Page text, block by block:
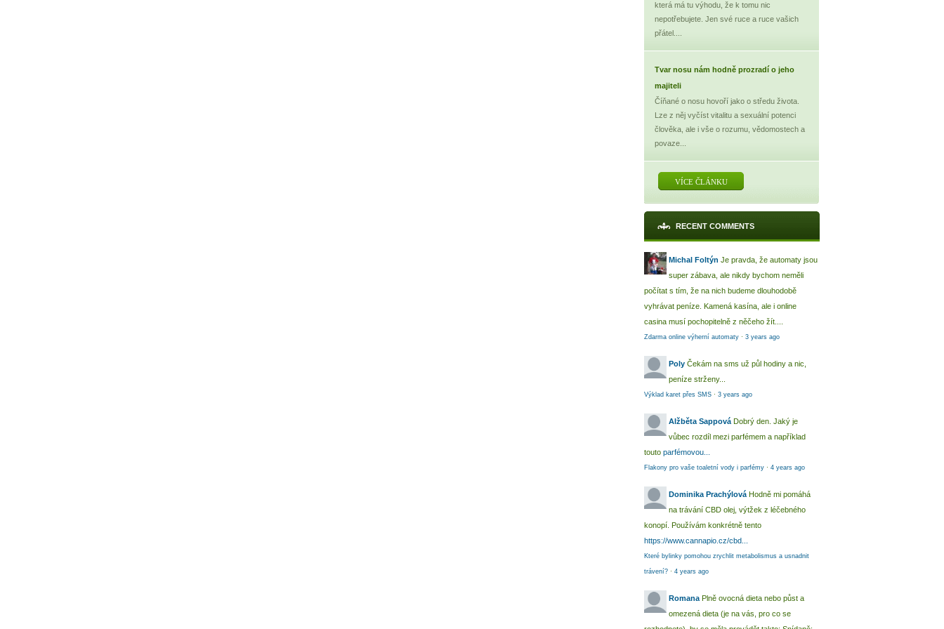
která má tu výhodu, že k tomu nic
nepotřebujete. Jen své ruce a ruce vašich
přátel....
Tvar nosu nám hodně prozradí o jeho
majiteli
Číňané o nosu hovoří jako o středu života.
Lze z něj vyčíst vitalitu a sexuální potenci
člověka, ale i vše o rozumu, vědomostech a
povaze...
VÍCE ČLÁNKU
RECENT COMMENTS
Michal Foltýn Je pravda, že automaty jsou
super zábava, ale nikdy bychom neměli
počítat s tím, že na nich budeme dlouhodobě
vyhrávat peníze. Kamená kasína, ale i online
casina musí pochopitelně z něčeho žít....
Zdarma online výherní automaty · 3 years ago
Poly Čekám na sms už půl hodiny a nic,
peníze strženy...
Výklad karet přes SMS · 3 years ago
Alžběta Sappová Dobrý den. Jaký je
vůbec rozdíl mezi parfémem a například
touto parfémovou...
Flakony pro vaše toaletní vody i parfémy · 4 years ago
Dominika Prachýlová Hodně mi pomáhá
na trávání CBD olej, výtžek z léčebného
konopí. Používám konkrétně tento
https://www.cannapio.cz/cbd...
Které bylinky pomohou zrychlit metabolismus a usnadnit
trávení? · 4 years ago
Romana Plně ovocná dieta nebo půst a
omezená dieta (je na vás, pro co se